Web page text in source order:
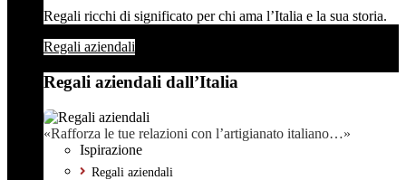
Regali ricchi di significato per chi ama l’Italia e la sua storia.
Regali aziendali
Regali aziendali dall’Italia
«Rafforza le tue relazioni con l’artigianato italiano…»
Ispirazione
Regali aziendali